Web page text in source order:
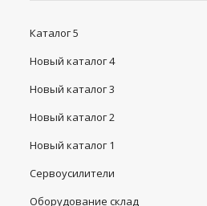
Каталог 5
Новый каталог 4
Новый каталог 3
Новый каталог 2
Новый каталог 1
Сервоусилители
Оборудование склад